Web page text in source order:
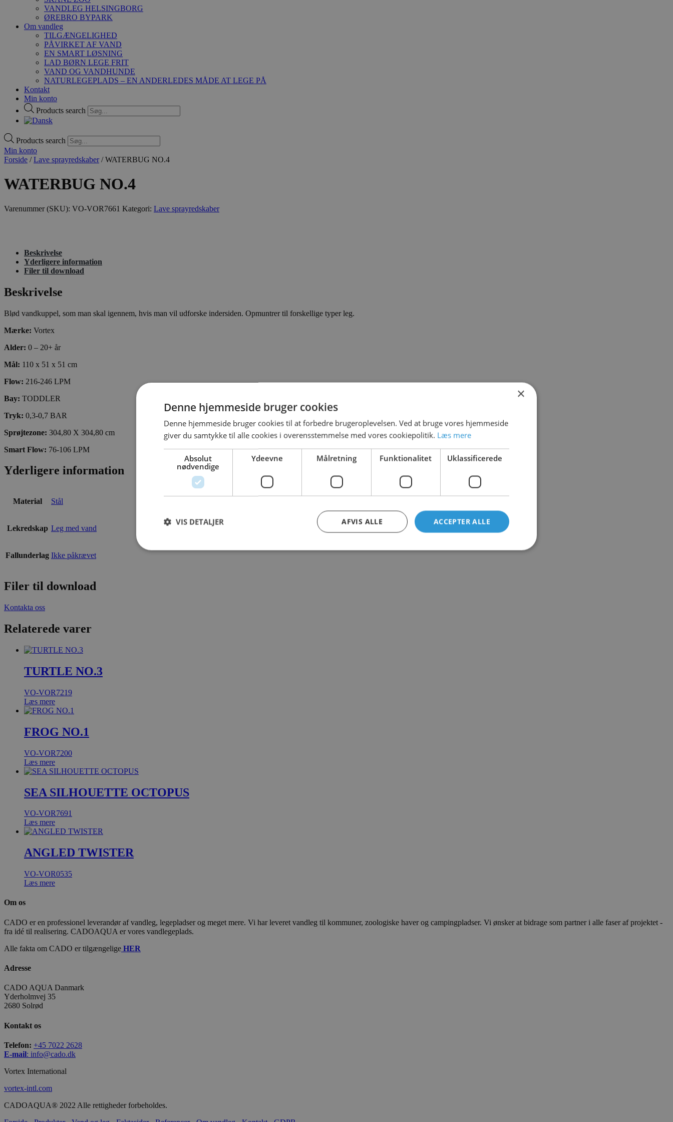
VANDLEG HELSINGBORG
ØREBRO BYPARK
Om vandleg
TILGÆNGELIGHED
PÅVIRKET AF VAND
EN SMART LØSNING
LAD BØRN LEGE FRIT
VAND OG VANDHUNDE
NATURLEGEPLADS – EN ANDERLEDES MÅDE AT LEGE PÅ
Kontakt
Min konto
Products search
Products search
Min konto
Forside /Lave sprayredskaber/ WATERBUG NO.4
WATERBUG NO.4
Varenummer (SKU): VO-VOR7661 Kategori: Lave sprayredskaber
Beskrivelse
Yderligere information
Filer til download
Beskrivelse
Blød vandkuppel, som man skal igennem, hvis man vil udforske indersiden. Opmuntrer til forskellige typer leg.
Mærke: Vortex
Alder: 0 – 20+ år
Mål: 110 x 51 x 51 cm
Flow: 216-246 LPM
Bay: TODDLER
Tryk: 0,3-0,7 BAR
Sprøjtezone: 304,80 X 304,80 cm
Smart Flow: 76-106 LPM
Yderligere information
Material Stål
Lekredskap Leg med vand
Fallunderlag Ikke påkrævet
Filer til download
Kontakta oss
Relaterede varer
TURTLE NO.3
VO-VOR7219
Læs mere
FROG NO.1
VO-VOR7200
Læs mere
SEA SILHOUETTE OCTOPUS
VO-VOR7691
Læs mere
ANGLED TWISTER
VO-VOR0535
Læs mere
Om os
CADO er en professionel leverandør af vandleg, legepladser og meget mere. Vi har leveret vandleg til kommuner, zoologiske haver og campingpladser. Vi ønsker at bidrage som partner i alle faser af projektet -
fra idé til realisering. CADOAQUA er vores vandlegeplads.
Alle fakta om CADO er tilgængelige HER
Adresse
CADO AQUA Danmark
Yderholmvej 35
2680 Solrød
Kontakt os
Telefon: +45 7022 2628
E-mail: info@cado.dk
Vortex International
vortex-intl.com
CADOAQUA® 2022 Alle rettigheder forbeholdes.
×
Denne hjemmeside bruger cookies
Denne hjemmeside bruger cookies til at forbedre brugeroplevelsen. Ved at bruge vores hjemmeside
giver du samtykke til alle cookies i overensstemmelse med vores cookiepolitik. Læs mere
Absolut
nødvendige
Ydeevne Målretning Funktionalitet Uklassificerede
ACCEPTER ALLE
AFVIS ALLE
VIS DETALJER